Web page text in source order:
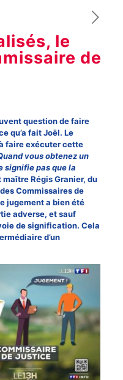
le
de
question de faire
qu’a fait Joël. Le
à faire exécuter cette
vous obtenez un
signifie pas que la
maître Régis Granier, du
Commissaires de
jugement a bien été
adverse, et sauf
de signification. Cela
d’un